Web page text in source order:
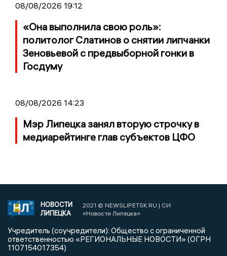
08/08/2026 19:12
«Она выполнила свою роль»:
политолог Слатинов о снятии липчанки
Зеновьевой с предвыборной гонки в
Госдуму
08/08/2026 14:23
Мэр Липецка занял вторую строчку в
медиарейтинге глав субъектов ЦФО
НОВОСТИ
ЛИПЕЦКА
2021 © NEWSLIPETSK.RU | СИ
«Новости Липецка»
Учредитель (соучредители): Общество с ограниченной
ответственностью «РЕГИОНАЛЬНЫЕ НОВОСТИ» (ОГРН
1107154017354)